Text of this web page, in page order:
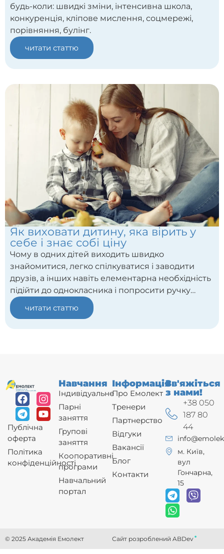
будь-коли: швидкі зміни, інтенсивна школа,
конкуренція, кліпове мислення, соцмережі,
порівняння, булінг.
читати статтю
Як виховати дитину, яка вірить у
себе і знає собі ціну
Чому в одних дітей виходить швидко
знайомитися, легко спілкуватися і заводити
друзів, а інших навіть елементарна необхідність
підійти до однокласника і попросити ручку
вводить у ступор? Яку роль тут відіграє
самооцінка дитини і її впевненість у собі?
Давайте розберемося.
читати статтю
Публічна
оферта
Політика
конфіденційності
Навчання
Індивідуальне
Парні
заняття
Групові
заняття
Коопоративні
програми
Навчальний
портал
Інформація
Про Емолект
Тренери
Партнерство
Відгуки
Вакансії
Блог
Контакти
Зв'яжіться
з нами!
+38 050
187 80
44
м. Київ,
вул
Гончарна,
15
© 2025 Академія Емолект Сайт розроблений ABDev.